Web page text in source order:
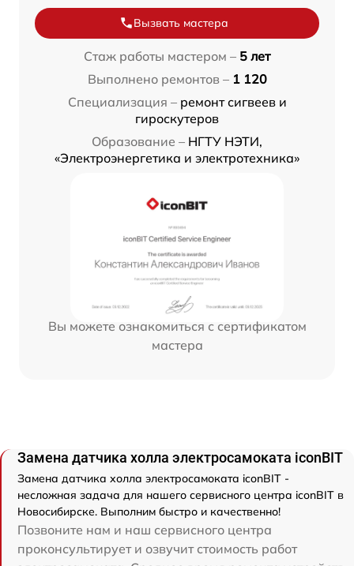
Вызвать мастера
Стаж работы мастером – 5 лет
Выполнено ремонтов – 1 120
Специализация – ремонт сигвеев и
гироскутеров
Образование – НГТУ НЭТИ,
«Электроэнергетика и электротехника»
Вы можете ознакомиться с сертификатом
мастера
Замена датчика холла электросамоката iconBIT
Замена датчика холла электросамоката iconBIT -
несложная задача для нашего сервисного центра iconBIT в
Новосибирске. Выполним быстро и качественно!
Позвоните нам и наш сервисного центра
проконсультирует и озвучит стоимость работ